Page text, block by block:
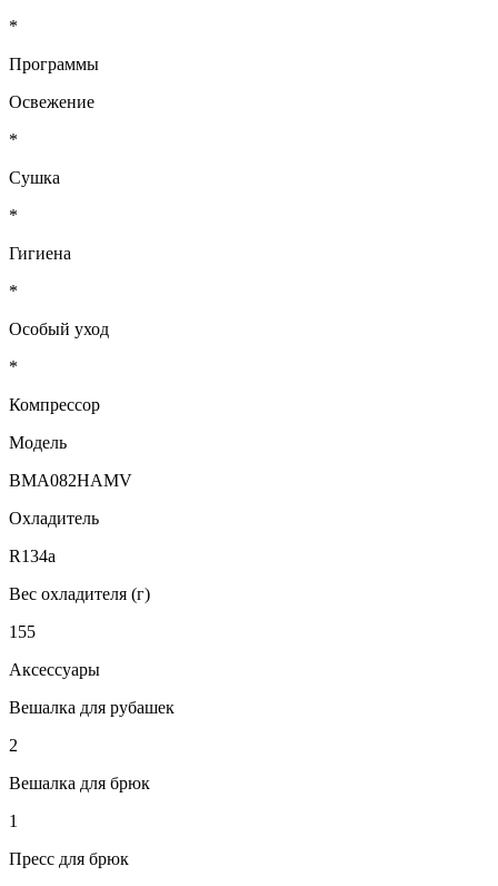
*
Программы
Освежение
*
Сушка
*
Гигиена
*
Особый уход
*
Компрессор
Модель
BMA082HAMV
Охладитель
R134a
Вес охладителя (г)
155
Аксессуары
Вешалка для рубашек
2
Вешалка для брюк
1
Пресс для брюк